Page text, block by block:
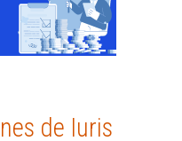
de Iuris